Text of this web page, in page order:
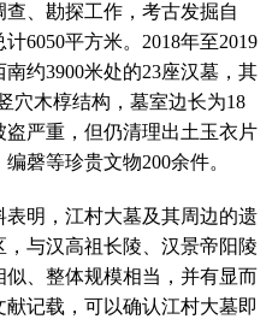
、勘探工作，考古发掘自
6050平方米。2018年至2019
约3900米处的23座汉墓，其
穴木椁结构，墓室边长为18
盗严重，但仍清理出土玉衣片
磬等珍贵文物200余件。
明，江村大墓及其周边的遗
与汉高祖长陵、汉景帝阳陵
、整体规模相当，并有显而
记载，可以确认江村大墓即